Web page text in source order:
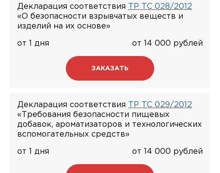
Декларация соответствия
ТР ТС 028/2012
«О безопасности взрывчатых веществ и
изделий на их основе»
от 1 дня от 14 000 рублей
ЗАКАЗАТЬ
Декларация соответствия
ТР ТС 029/2012
«Требования безопасности пищевых
добавок, ароматизаторов и технологических
вспомогательных средств»
от 1 дня от 14 000 рублей